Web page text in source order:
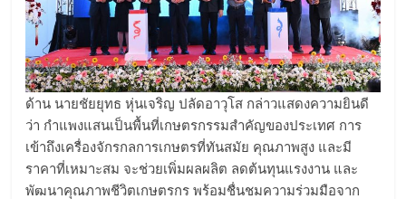
ด้าน นายชัยยุทธ หุ่นเจริญ ปลัดอาวุโส กล่าวแสดงความยินดี
ว่า กำแพงแสนเป็นพื้นที่เกษตรกรรมสำคัญของประเทศ การ
เข้าถึงเครื่องจักรกลการเกษตรที่ทันสมัย คุณภาพสูง และมี
ราคาที่เหมาะสม จะช่วยเพิ่มผลผลิต ลดต้นทุนแรงงาน และ
พัฒนาคุณภาพชีวิตเกษตรกร พร้อมชื่นชมความร่วมมือจาก